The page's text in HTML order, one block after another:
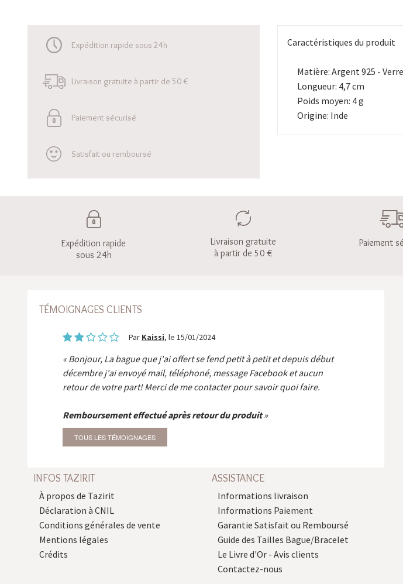
Expédition rapide sous 24h
Livraison gratuite à partir de 50 €
Paiement sécurisé
Satisfait ou remboursé
Caractéristiques du produit
Matière: Argent 925 -
Longueur: 4,7 cm
Poids moyen: 4 g
Origine: Inde
Expédition rapide
sous 24h
Livraison gratuite
à partir de 50 €
Paiement
TÉMOIGNAGES CLIENTS
Par Kaissi, le 15/01/2024
Bonjour, La bague que j'ai offert se fend petit à petit et depuis début
décembre j'ai envoyé mail, téléphoné, message Facebook et aucun
retour de votre part! Merci de me contacter pour savoir quoi faire.
Remboursement effectué après retour du produit
TOUS LES TÉMOIGNAGES
INFOS TAZIRIT
À propos de Tazirit
Déclaration à CNIL
Conditions générales de vente
Mentions légales
Crédits
ASSISTANCE
Informations livraison
Informations Paiement
Garantie Satisfait ou Remboursé
Guide des Tailles Bague/Bracelet
Le Livre d'Or - Avis clients
Contactez-nous